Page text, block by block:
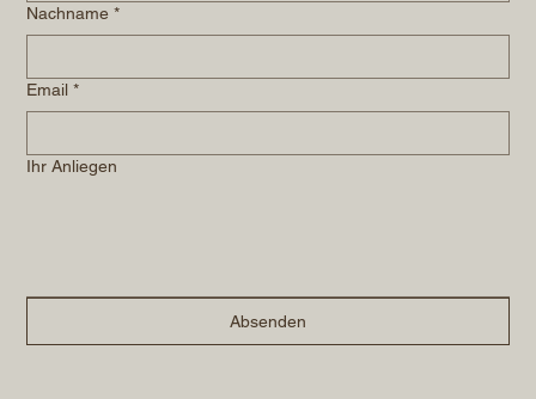
Nachname *
Email *
Ihr Anliegen
Absenden